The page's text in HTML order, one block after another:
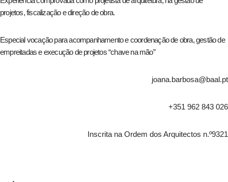
projetos, fiscalização e direção de obra.
Especial vocação para acompanhamento e coordenação de obra, gestão de
empreitadas e execução de projetos “chave na mão”
joana.barbosa@baal.pt
+351 962 843 026
Inscrita na Ordem dos Arquitectos n.º9321